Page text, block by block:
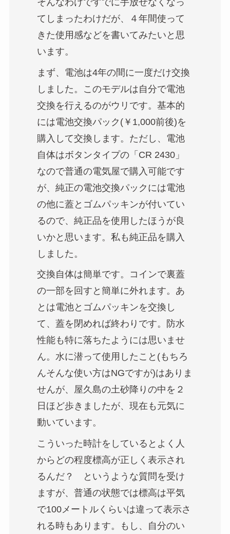
てしまったわけだが、４年間使って
きた使用感などを書いてみたいと思
います。
まず、電池は4年の間に一度だけ交換
しました。このモデルは自分で電池
交換を行えるのがウリです。基本的
には電池交換パック(￥1,000前後)を
購入して交換します。ただし、電池
自体はボタンタイプの「CR 2430」
なので普通の電気屋で購入可能です
が、純正の電池交換パックには電池
の他に蓋とゴムパッキンが付いてい
るので、純正品を使用したほうが良
いかと思います。私も純正品を購入
しました。
交換自体は簡単です。コインで裏蓋
の一部を回すと簡単に外れます。あ
とは電池とゴムパッキンを交換し
て、蓋を閉めれば終わりです。防水
性能も特に落ちたようには思いませ
ん。水に潜って使用したこと(もちろ
んそんな使い方はNGですが)はありま
せんが、屋久島の土砂降りの中を２
日ほど歩きましたが、現在も元気に
動いています。
こういった時計をしているとよく人
からどの程度標高が正しく表示され
るんだ？ というような質問を受け
ますが、普通の状態では標高は平気
で100メートルくらいは違って表示さ
れる時もあります。もし、自分のい